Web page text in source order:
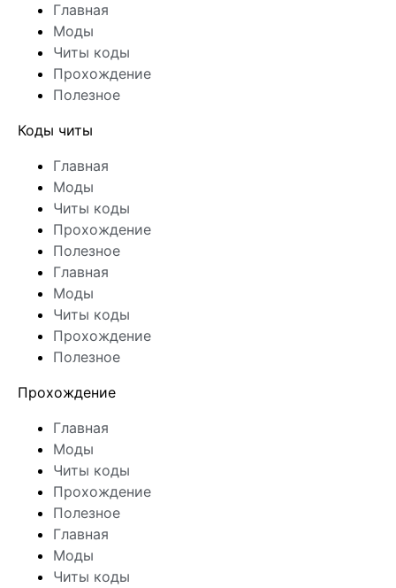
Главная
Моды
Читы коды
Прохождение
Полезное
Коды читы
Главная
Моды
Читы коды
Прохождение
Полезное
Главная
Моды
Читы коды
Прохождение
Полезное
Прохождение
Главная
Моды
Читы коды
Прохождение
Полезное
Главная
Моды
Читы коды